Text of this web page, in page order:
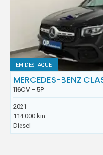
EM DESTAQUE
MERCEDES-BENZ
116CV - 5P
2021
114.000 km
Diesel